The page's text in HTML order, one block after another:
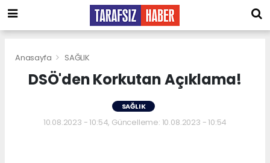
Anasayfa SAĞLIK
DSÖ'den Korkutan Açıklama!
SAĞLIK
10.08.2023 - 10:54, Güncelleme: 10.08.2023 - 10:54